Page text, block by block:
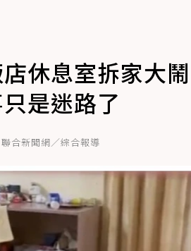
休息室拆家大
是迷路了
聯合新聞網／綜合報導